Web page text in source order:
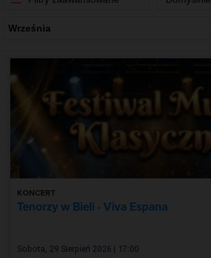
Września
KONCERT
Tenorzy w Bieli - Viva Espana
Sobota, 29 Sierpień 2026 | 17:00